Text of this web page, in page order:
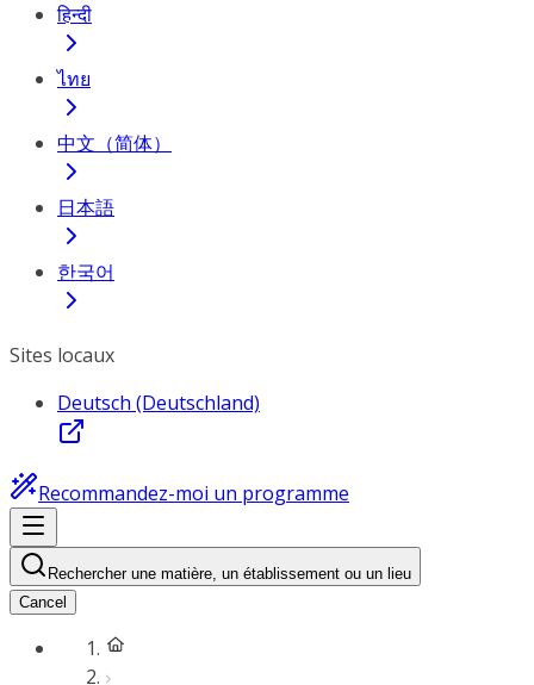
हिन्दी
ไทย
中文（简体）
日本語
한국어
Sites locaux
Deutsch (Deutschland)
Recommandez-moi un programme
Rechercher une matière, un établissement ou un lieu
Cancel